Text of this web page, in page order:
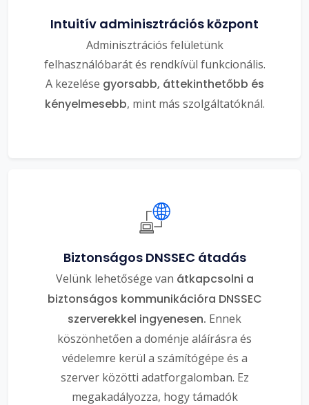
Intuitív adminisztrációs központ
Adminisztrációs felületünk
felhasználóbarát és rendkívül funkcionális.
A kezelése gyorsabb, áttekinthetőbb és
kényelmesebb, mint más szolgáltatóknál.
Biztonságos DNSSEC átadás
Velünk lehetősége van átkapcsolni a
biztonságos kommunikációra DNSSEC
szerverekkel ingyenesen. Ennek
köszönhetően a doménje aláírásra és
védelemre kerül a számítógépe és a
szerver közötti adatforgalomban. Ez
megakadályozza, hogy támadók